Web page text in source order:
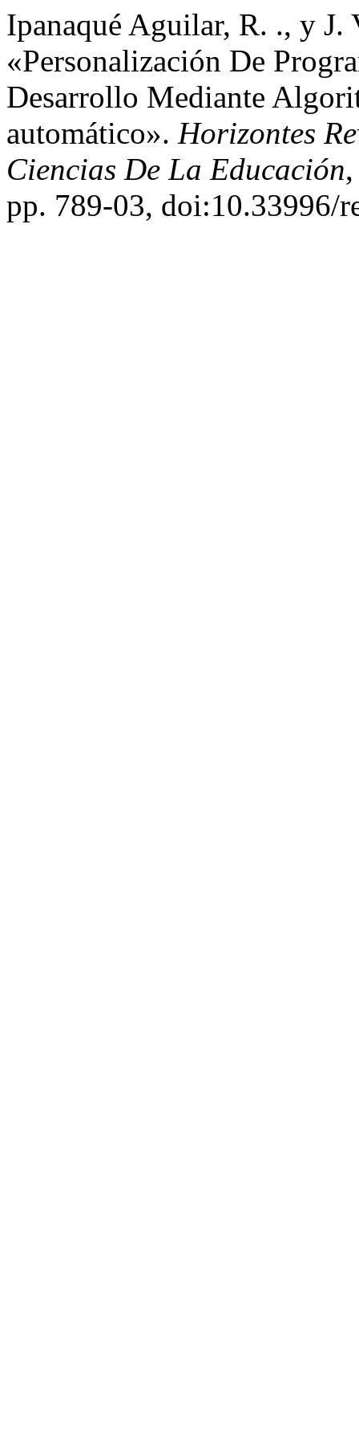
Ipanaqué Aguilar, R. ., y J.
«Personalización De
Desarrollo Mediante
automático». Horizontes
Ciencias De La Educación
pp. 789-03, doi:10.33996/